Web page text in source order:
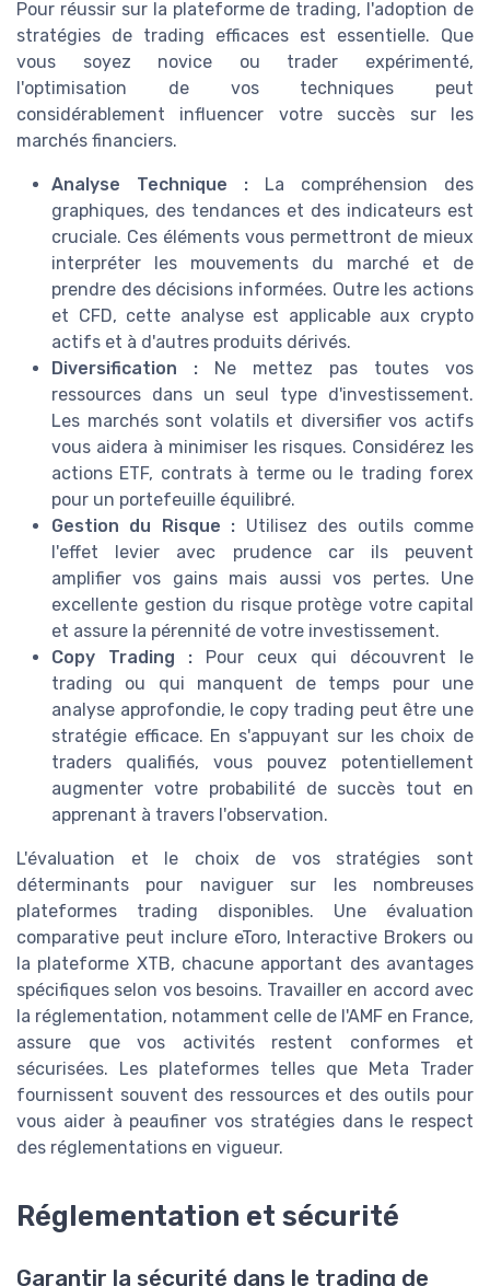
Pour réussir sur la plateforme de trading, l'adoption de
stratégies de trading efficaces est essentielle. Que
vous soyez novice ou trader expérimenté,
l'optimisation de vos techniques peut
considérablement influencer votre succès sur les
marchés financiers.
Analyse Technique : La compréhension des
graphiques, des tendances et des indicateurs est
cruciale. Ces éléments vous permettront de mieux
interpréter les mouvements du marché et de
prendre des décisions informées. Outre les actions
et CFD, cette analyse est applicable aux crypto
actifs et à d'autres produits dérivés.
Diversification : Ne mettez pas toutes vos
ressources dans un seul type d'investissement.
Les marchés sont volatils et diversifier vos actifs
vous aidera à minimiser les risques. Considérez les
actions ETF, contrats à terme ou le trading forex
pour un portefeuille équilibré.
Gestion du Risque : Utilisez des outils comme
l'effet levier avec prudence car ils peuvent
amplifier vos gains mais aussi vos pertes. Une
excellente gestion du risque protège votre capital
et assure la pérennité de votre investissement.
Copy Trading : Pour ceux qui découvrent le
trading ou qui manquent de temps pour une
analyse approfondie, le copy trading peut être une
stratégie efficace. En s'appuyant sur les choix de
traders qualifiés, vous pouvez potentiellement
augmenter votre probabilité de succès tout en
apprenant à travers l'observation.
L'évaluation et le choix de vos stratégies sont
déterminants pour naviguer sur les nombreuses
plateformes trading disponibles. Une évaluation
comparative peut inclure eToro, Interactive Brokers ou
la plateforme XTB, chacune apportant des avantages
spécifiques selon vos besoins. Travailler en accord avec
la réglementation, notamment celle de l'AMF en France,
assure que vos activités restent conformes et
sécurisées. Les plateformes telles que Meta Trader
fournissent souvent des ressources et des outils pour
vous aider à peaufiner vos stratégies dans le respect
des réglementations en vigueur.
Réglementation et sécurité
Garantir la sécurité dans le trading de